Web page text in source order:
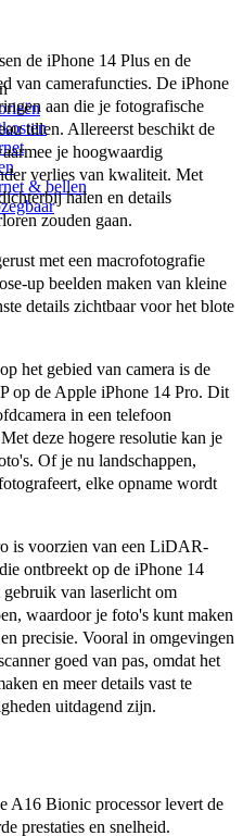
& bellen
de iPhone 14 Plus en de
van camerafuncties. De iPhone
aan die je fotografische
tillen. Allereerst beschikt de
je hoogwaardig
verlies van kwaliteit. Met
halen en details
zouden gaan.
met een macrofotografie
up beelden maken van kleine
details zichtbaar voor het blote
het gebied van camera is de
op de Apple iPhone 14 Pro. Dit
in een telefoon
deze hogere resolutie kan je
Of je nu landschappen,
elke opname wordt
is voorzien van een LiDAR-
ontbreekt op de iPhone 14
van laserlicht om
waardoor je foto's kunt maken
precisie. Vooral in omgevingen
goed van pas, omdat het
en meer details vast te
uitdagend zijn.
A16 Bionic processor levert de
prestaties en snelheid.